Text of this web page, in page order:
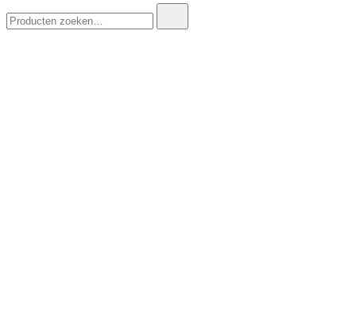
naar: